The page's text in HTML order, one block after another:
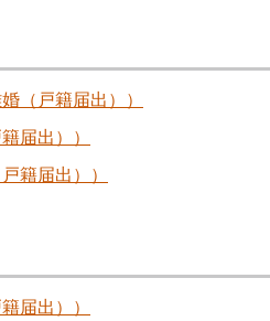
（戸籍届出））
届出））
籍届出））
届出））